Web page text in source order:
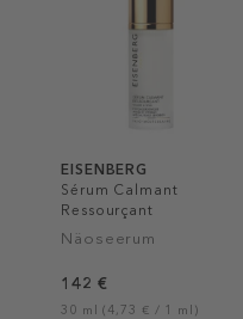
EISENBERG
Sérum Calmant
Ressourçant
Näoseerum
142 €
30 ml (4,73 € / 1 ml)